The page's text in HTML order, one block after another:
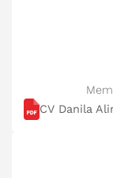
CV Danila